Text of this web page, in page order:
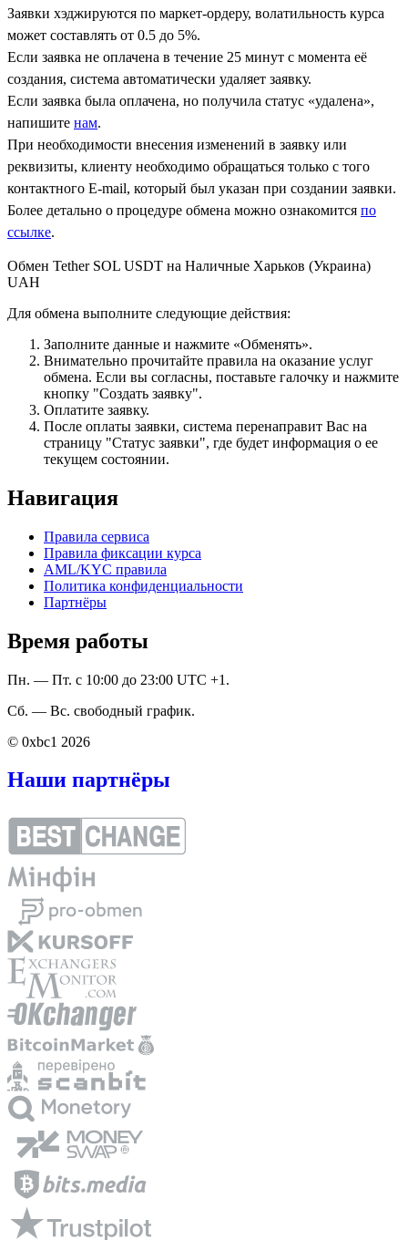
Заявки хэджируются по маркет-ордеру, волатильность курса
может составлять от 0.5 до 5%.
Если заявка не оплачена в течение 25 минут с момента её
создания, система автоматически удаляет заявку.
Если заявка была оплачена, но получила статус «удалена»,
напишите нам.
При необходимости внесения изменений в заявку или
реквизиты, клиенту необходимо обращаться только с того
контактного Е-mail, который был указан при создании заявки.
Более детально о процедуре обмена можно ознакомится по
ссылке.
Обмен Tether SOL USDT на Наличные Харьков (Украина)
UAH
Для обмена выполните следующие действия:
Заполните данные и нажмите «Обменять».
Внимательно прочитайте правила на оказание услуг
обмена. Если вы согласны, поставьте галочку и нажмите
кнопку "Создать заявку".
Оплатите заявку.
После оплаты заявки, система перенаправит Вас на
страницу "Статус заявки", где будет информация о ее
текущем состоянии.
Навигация
Правила сервиса
Правила фиксации курса
AML/KYC правила
Политика конфиденциальности
Партнёры
Время работы
Пн. — Пт. с 10:00 до 23:00 UTC +1.
Сб. — Вс. свободный график.
© 0xbc1 2026
Наши партнёры